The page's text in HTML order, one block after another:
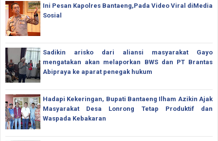
Ini Pesan Kapolres Bantaeng,Pada Video Viral diMedia
Sosial
Sadikin arisko dari aliansi masyarakat Gayo
mengatakan akan melaporkan BWS dan PT Brantas
Abipraya ke aparat penegak hukum
Hadapi Kekeringan, Bupati Bantaeng Ilham Azikin Ajak
Masyarakat Desa Lonrong Tetap Produktif dan
Waspada Kebakaran